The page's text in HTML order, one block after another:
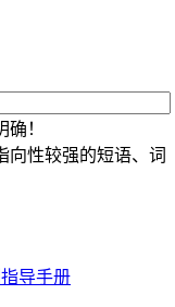
！
向性较强的短语、词